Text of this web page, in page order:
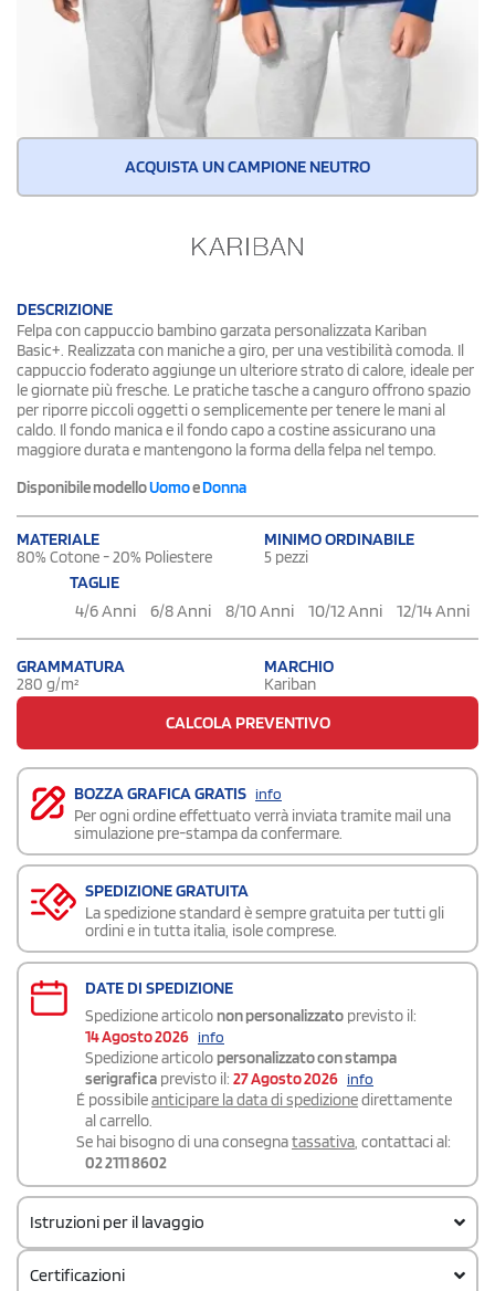
ACQUISTA UN CAMPIONE NEUTRO
DESCRIZIONE
Felpa con cappuccio bambino garzata personalizzata Kariban
Basic+. Realizzata con maniche a giro, per una vestibilità comoda. Il
cappuccio foderato aggiunge un ulteriore strato di calore, ideale per
le giornate più fresche. Le pratiche tasche a canguro offrono spazio
per riporre piccoli oggetti o semplicemente per tenere le mani al
caldo. Il fondo manica e il fondo capo a costine assicurano una
maggiore durata e mantengono la forma della felpa nel tempo.
Disponibile modelloUomoeDonna
MATERIALE
80% Cotone - 20% Poliestere
MINIMO ORDINABILE
5 pezzi
TAGLIE
4/6 Anni
6/8 Anni 8/10 Anni 10/12 Anni 12/14 Anni
GRAMMATURA
280 g/m²
MARCHIO
Kariban
CALCOLA PREVENTIVO
BOZZA GRAFICA GRATIS info
Per ogni ordine effettuato verrà inviata tramite mail una
simulazione pre-stampa da confermare.
SPEDIZIONE GRATUITA
La spedizione standard è sempre gratuita per tutti gli
ordini e in tutta italia, isole comprese.
DATE DI SPEDIZIONE
Spedizione articolo non personalizzato previsto il:
14 Agosto 2026 info
Spedizione articolo personalizzato con stampa
serigrafica previsto il: 27 Agosto 2026 info
É possibileanticipare la data di spedizionedirettamente
al carrello.
Se hai bisogno di una consegnatassativa, contattaci al:
02 2111 8602
Istruzioni per il lavaggio
Certificazioni